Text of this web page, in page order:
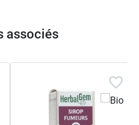
2 mg
menthe glaciale
associés